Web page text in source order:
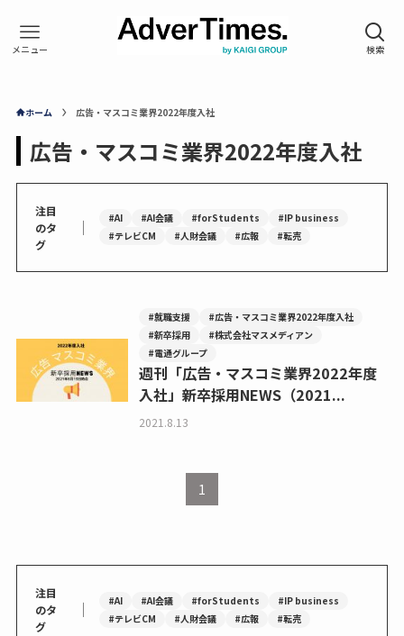
ホーム 広告・マスコミ業界2022年度入社
広告・マスコミ業界2022年度入社
注目
のタ
グ
｜ #AI #AI会議 #forStudents
#IP business
#テレビCM
#人財会議 #広報 #転売
#就職支援
#広告・マスコミ業界2022年度入社
#新卒採用
#株式会社マスメディアン
#電通グループ
週刊「広告・マスコミ業界2022年度
入社」新卒採用NEWS（2021...
2021.8.13
1
注目
のタ
グ
｜ #AI #AI会議 #forStudents
#IP business
#テレビCM
#人財会議 #広報 #転売